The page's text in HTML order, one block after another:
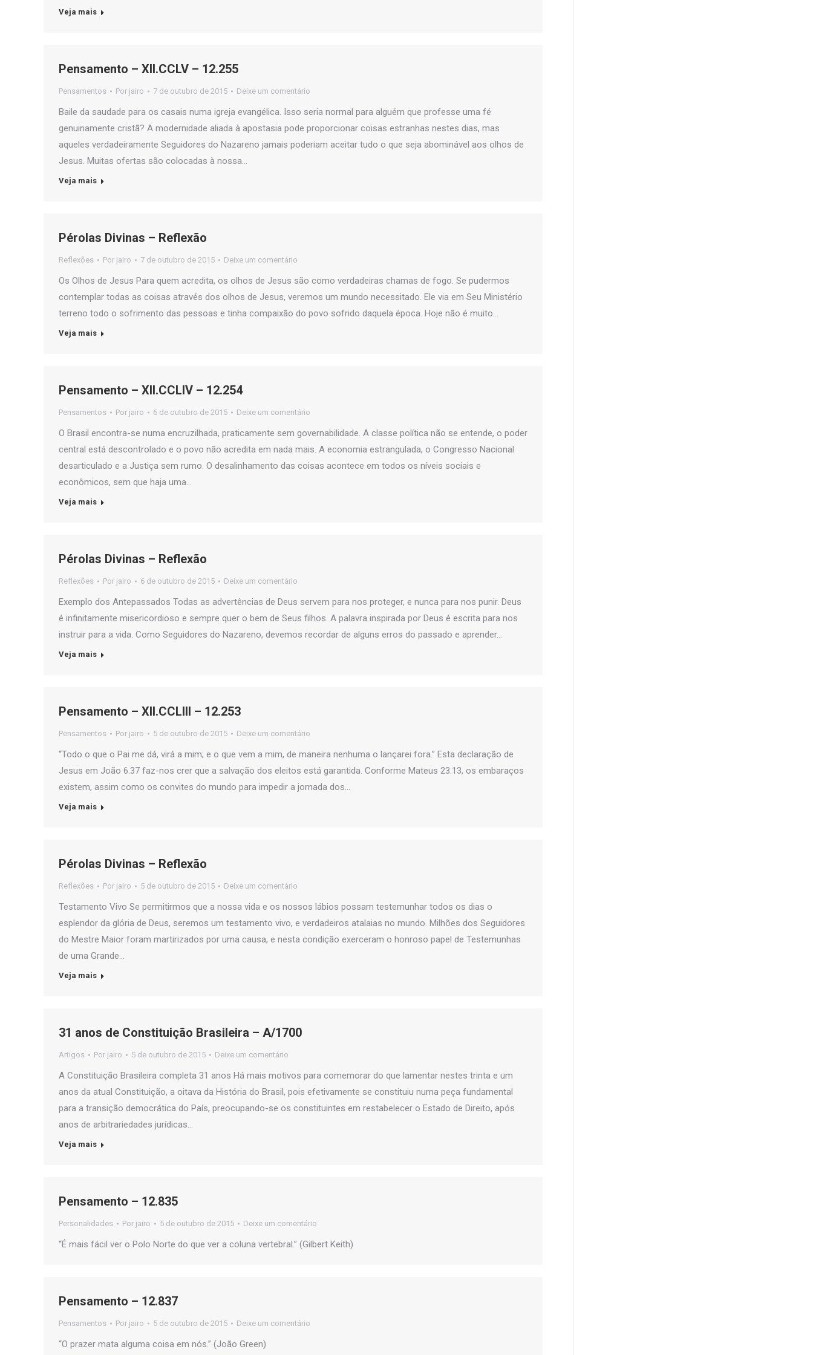
Veja mais
Pensamento – XII.CCLV – 12.255
Pensamentos Por jairo 7 de outubro de 2015 Deixe um comentário
Baile da saudade para os casais numa igreja evangélica. Isso seria normal para alguém que professe uma fé
genuinamente cristã? A modernidade aliada à apostasia pode proporcionar coisas estranhas nestes dias, mas
aqueles verdadeiramente Seguidores do Nazareno jamais poderiam aceitar tudo o que seja abominável aos olhos de
Jesus. Muitas ofertas são colocadas à nossa…
Veja mais
Pérolas Divinas – Reflexão
Reflexões Por jairo 7 de outubro de 2015 Deixe um comentário
Os Olhos de Jesus Para quem acredita, os olhos de Jesus são como verdadeiras chamas de fogo. Se pudermos
contemplar todas as coisas através dos olhos de Jesus, veremos um mundo necessitado. Ele via em Seu Ministério
terreno todo o sofrimento das pessoas e tinha compaixão do povo sofrido daquela época. Hoje não é muito…
Veja mais
Pensamento – XII.CCLIV – 12.254
Pensamentos Por jairo 6 de outubro de 2015 Deixe um comentário
O Brasil encontra-se numa encruzilhada, praticamente sem governabilidade. A classe política não se entende, o poder
central está descontrolado e o povo não acredita em nada mais. A economia estrangulada, o Congresso Nacional
desarticulado e a Justiça sem rumo. O desalinhamento das coisas acontece em todos os níveis sociais e
econômicos, sem que haja uma…
Veja mais
Pérolas Divinas – Reflexão
Reflexões Por jairo 6 de outubro de 2015 Deixe um comentário
Exemplo dos Antepassados Todas as advertências de Deus servem para nos proteger, e nunca para nos punir. Deus
é infinitamente misericordioso e sempre quer o bem de Seus filhos. A palavra inspirada por Deus é escrita para nos
instruir para a vida. Como Seguidores do Nazareno, devemos recordar de alguns erros do passado e aprender…
Veja mais
Pensamento – XII.CCLIII – 12.253
Pensamentos Por jairo 5 de outubro de 2015 Deixe um comentário
“Todo o que o Pai me dá, virá a mim; e o que vem a mim, de maneira nenhuma o lançarei fora.” Esta declaração de
Jesus em João 6.37 faz-nos crer que a salvação dos eleitos está garantida. Conforme Mateus 23.13, os embaraços
existem, assim como os convites do mundo para impedir a jornada dos…
Veja mais
Pérolas Divinas – Reflexão
Reflexões Por jairo 5 de outubro de 2015 Deixe um comentário
Testamento Vivo Se permitirmos que a nossa vida e os nossos lábios possam testemunhar todos os dias o
esplendor da glória de Deus, seremos um testamento vivo, e verdadeiros atalaias no mundo. Milhões dos Seguidores
do Mestre Maior foram martirizados por uma causa, e nesta condição exerceram o honroso papel de Testemunhas
de uma Grande…
Veja mais
31 anos de Constituição Brasileira – A/1700
Artigos Por jairo 5 de outubro de 2015 Deixe um comentário
A Constituição Brasileira completa 31 anos Há mais motivos para comemorar do que lamentar nestes trinta e um
anos da atual Constituição, a oitava da História do Brasil, pois efetivamente se constituiu numa peça fundamental
para a transição democrática do País, preocupando-se os constituintes em restabelecer o Estado de Direito, após
anos de arbitrariedades jurídicas…
Veja mais
Pensamento – 12.835
Personalidades Por jairo 5 de outubro de 2015 Deixe um comentário
“É mais fácil ver o Polo Norte do que ver a coluna vertebral.” (Gilbert Keith)
Pensamento – 12.837
Pensamentos Por jairo 5 de outubro de 2015 Deixe um comentário
“O prazer mata alguma coisa em nós.” (João Green)